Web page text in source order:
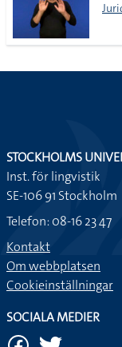
STOCKHOLMS
Inst. för lingvistik
SE-106 91 Stockholm
Telefon: 08-16 23 47
Kontakt
Om webbplatsen
Cookieinställningar
SOCIALA MEDIER